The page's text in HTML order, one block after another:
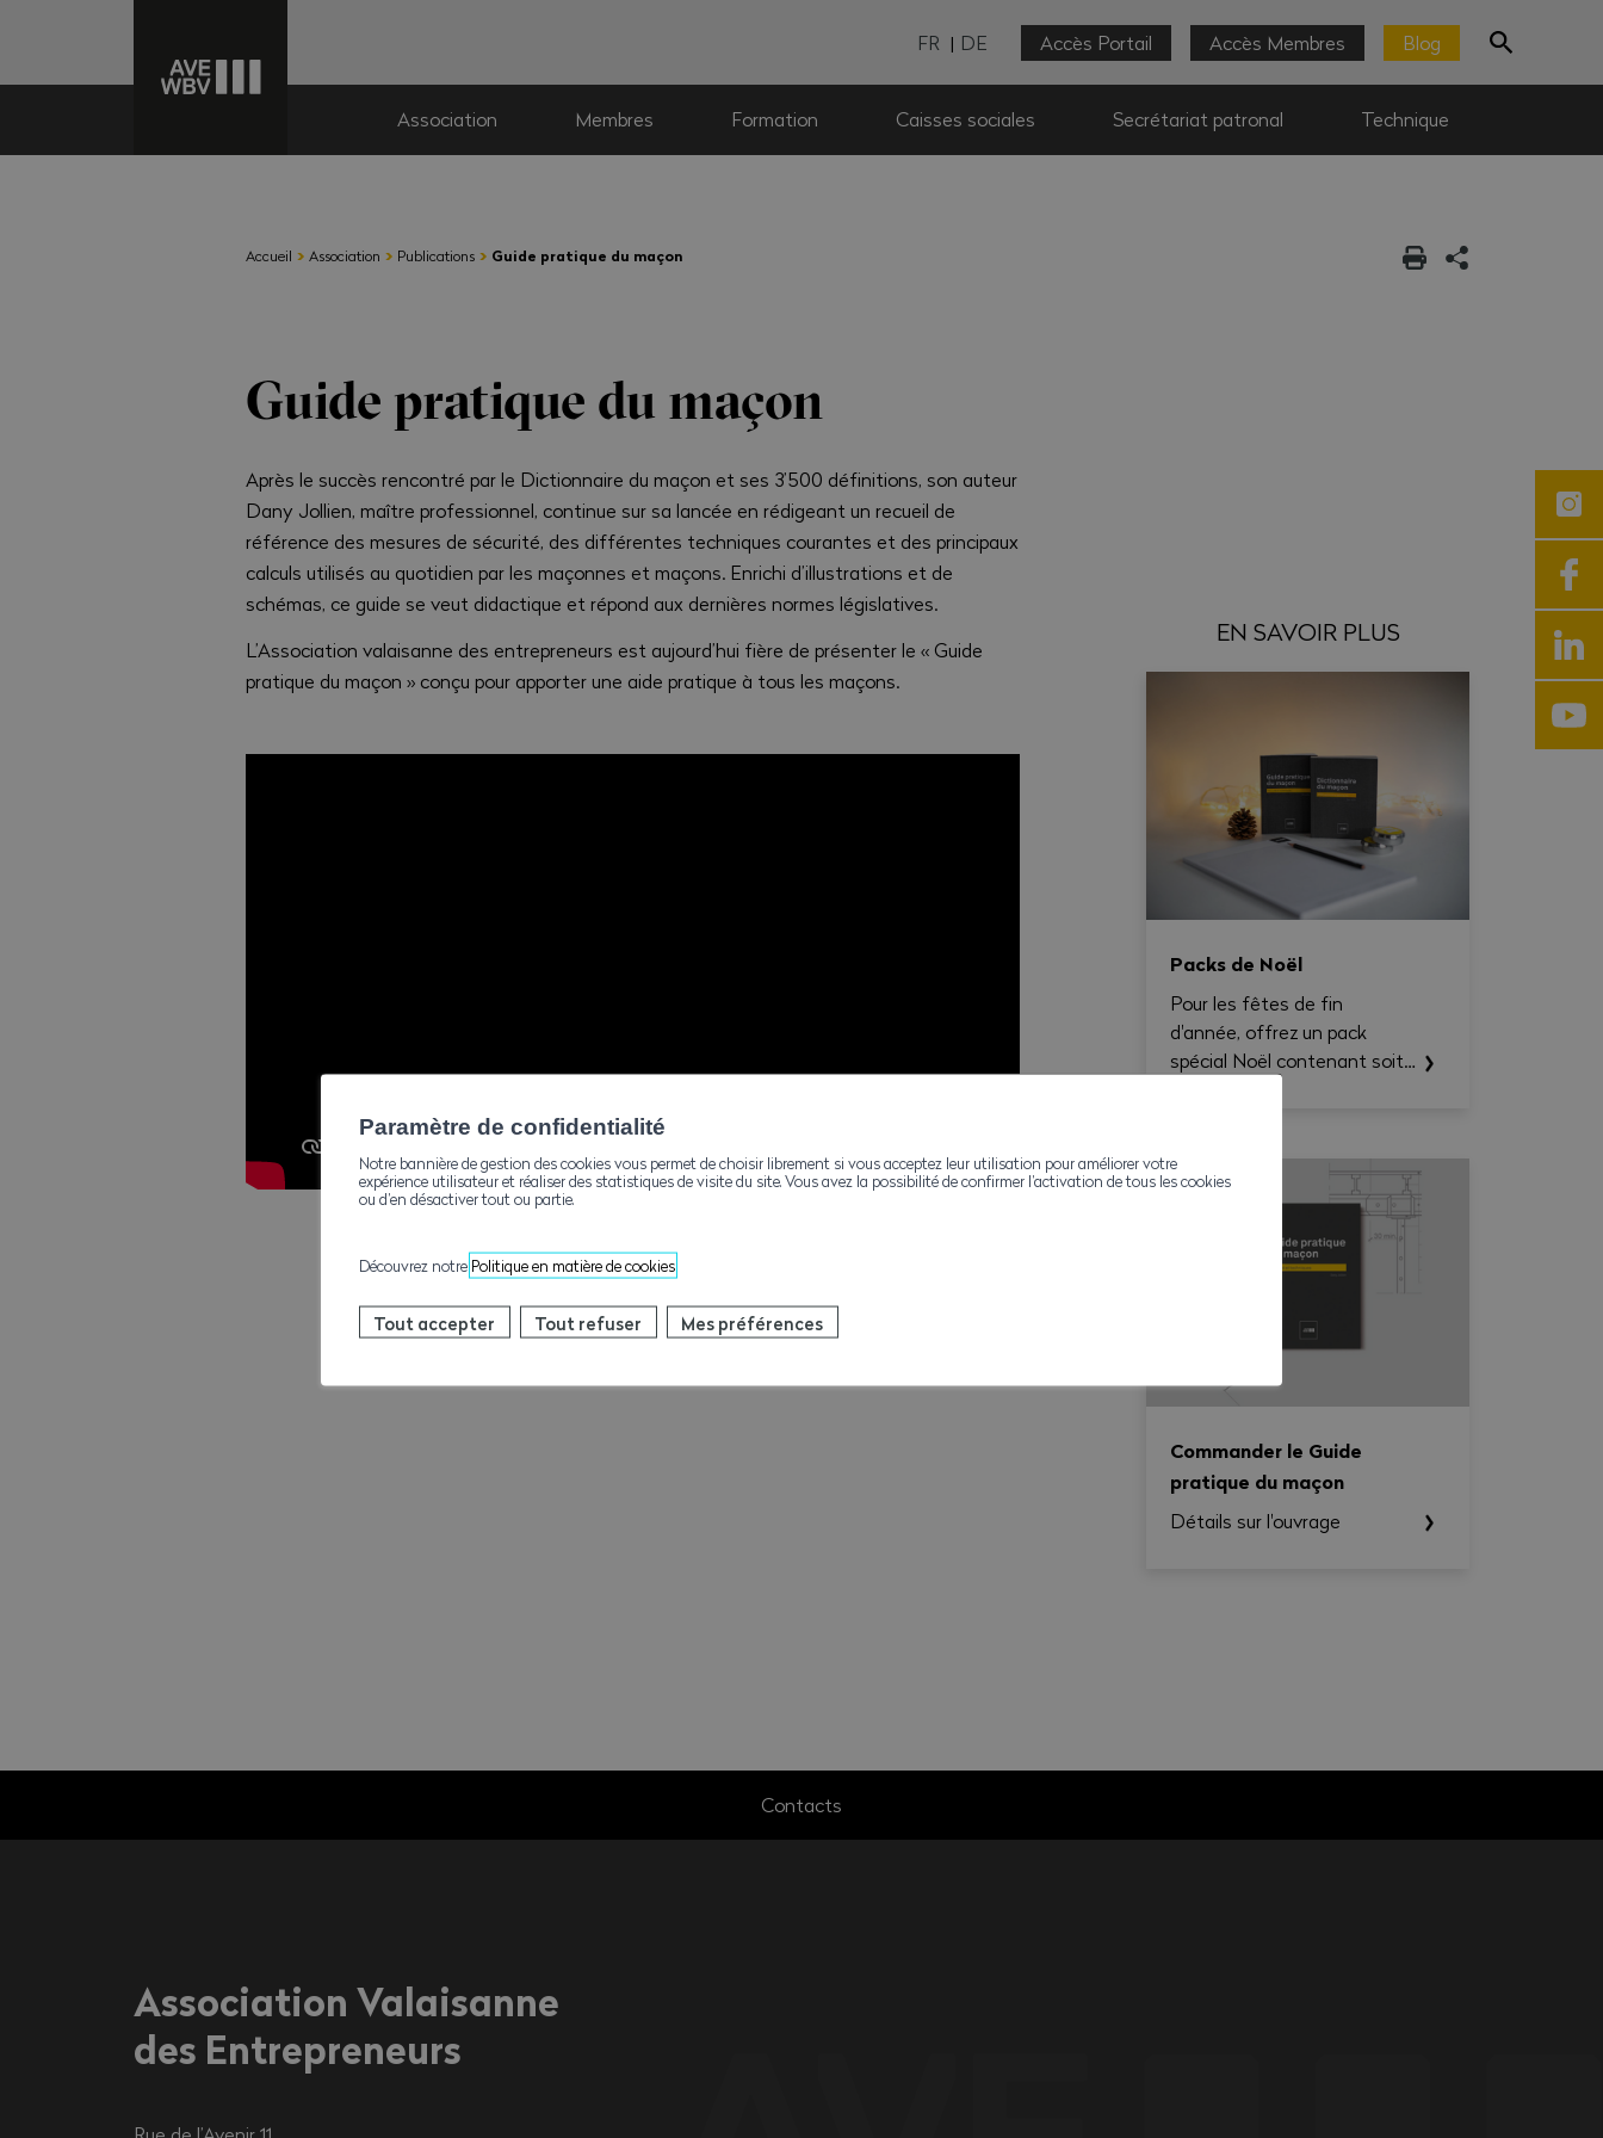
FR DE Accès Portail Accès Membres Blog
Association Membres Formation Caisses sociales Secrétariat patronal Technique
Accueil › Association › Publications › Guide pratique du maçon
Guide pratique du maçon
Après le succès rencontré par le Dictionnaire du maçon et ses 3’500 définitions, son auteur
Dany Jollien, maître professionnel, continue sur sa lancée en rédigeant un recueil de
référence des mesures de sécurité, des différentes techniques courantes et des principaux
calculs utilisés au quotidien par les maçonnes et maçons. Enrichi d’illustrations et de
schémas, ce guide se veut didactique et répond aux dernières normes législatives.
L’Association valaisanne des entrepreneurs est aujourd’hui fière de présenter le « Guide
pratique du maçon » conçu pour apporter une aide pratique à tous les maçons.
EN SAVOIR PLUS
Packs de Noël
Pour les fêtes de fin
d'année, offrez un pack
spécial Noël contenant soit
Dictionnaire du maçon,
l'ouvrage Une histoire en
chantier(s) ainsi que des
Commander le Guide
pratique du maçon
Détails sur l'ouvrage
Contacts
Association Valaisanne
des Entrepreneurs
Paramètre de confidentialité
Notre bannière de gestion des cookies vous permet de choisir librement si vous acceptez leur utilisation pour améliorer votre
expérience utilisateur et réaliser des statistiques de visite du site. Vous avez la possibilité de confirmer l’activation de tous les cookies
ou d’en désactiver tout ou partie.
Découvrez notre Politique en matière de cookies
Tout accepter Tout refuser Mes préférences